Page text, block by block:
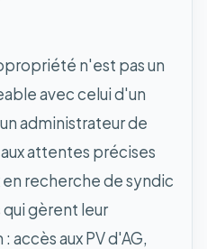
n'est pas un
avec celui d'un
administrateur de
attentes précises
recherche de syndic
gèrent leur
accès aux PV d'AG,